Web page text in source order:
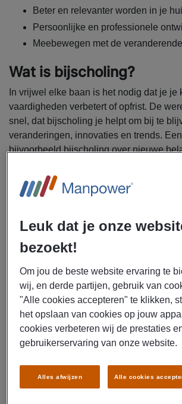
Beter en relevanter worden in je
Persoonlijke en professionele
Meebewegen met de
Wat is bijscholing?
In vrijwel elke baan is het nodig dat je je
vaardigheden verbetert of opfrist. De
snel, dat bijscholing je helpt om bij te
veranderingen, innovaties en trends.
bijvoorbeeld bijscholing over nieuwe
een softwarepakket. Het doel van
niet per se om van carrière te
Met bijscholing blijf je je aanpassen aan
Bijscholing in de praktijk
Er is een enorm aanbod van korte
online trainingen, seminars en complete
zich specifiek richten op
Afhankelijk van je persoonlijke doelen
van je werkgever, kun je voor bijscholing
Fysieke trainingen:Gericht op
Leuk dat je onze
bezoekt!
Om jou de beste website ervaring te
wij, en derde partijen, gebruik van
"Alle cookies accepteren" te klikken,
het opslaan van cookies op jouw
cookies verbeteren wij de prestaties
gebruikerservaring van onze website.
Alles afwijzen Alle cookies